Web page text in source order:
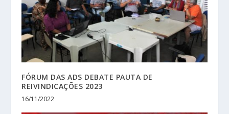
FÓRUM DAS ADS DEBATE PAUTA DE
REIVINDICAÇÕES 2023
16/11/2022